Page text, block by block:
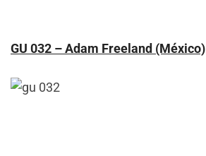
GU 032 – Adam Freeland (México)